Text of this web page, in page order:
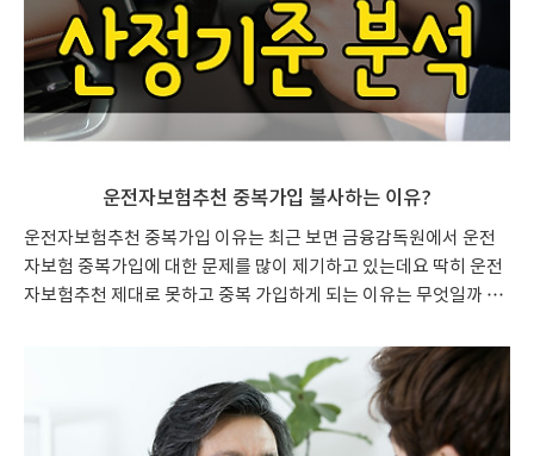
운전자보험추천 중복가입 불사하는 이유?
운전자보험추천 중복가입 이유는 최근 보면 금융감독원에서 운전
자보험 중복가입에 대한 문제를 많이 제기하고 있는데요 딱히 운전
자보험추천 제대로 못하고 중복 가입하게 되는 이유는 무엇일까 한
해 의아해하는데요, 자동차보험에서도 저렴한 가격으로 특약을 넣
을 수 있는 운전자보험추천 별도로 가입하길 왜 권장하는 것일까
요? 그 이면을 보면 정말 황당하지 않을 수 없는데요, 아는 사람만
아는 그런 부분이라고 할까요? 운전자보험추천 단독상품 필수 대부